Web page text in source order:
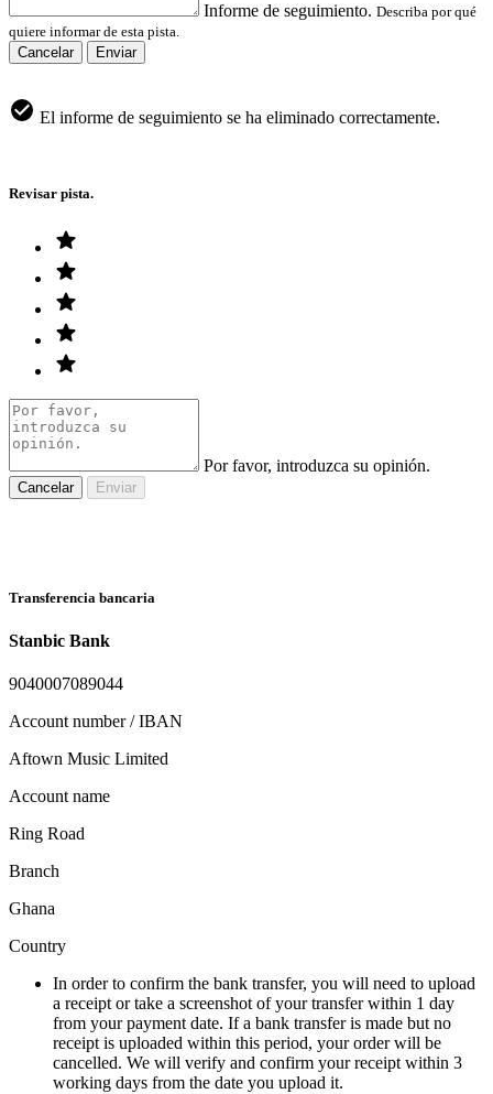
Informe de seguimiento. Describa por qué
quiere informar de esta pista.
Cancelar
Enviar
El informe de seguimiento se ha eliminado correctamente.
Revisar pista.
Por favor, introduzca su opinión.
Cancelar Enviar
Transferencia bancaria
Stanbic Bank
9040007089044
Account number / IBAN
Aftown Music Limited
Account name
Ring Road
Branch
Ghana
Country
In order to confirm the bank transfer, you will need to upload
a receipt or take a screenshot of your transfer within 1 day
from your payment date. If a bank transfer is made but no
receipt is uploaded within this period, your order will be
cancelled. We will verify and confirm your receipt within 3
working days from the date you upload it.